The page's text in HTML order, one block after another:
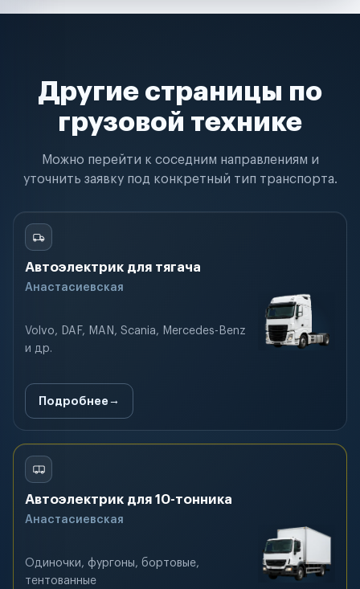
Другие страницы по
грузовой технике
Можно перейти к соседним направлениям и
уточнить заявку под конкретный тип транспорта.
Автоэлектрик для тягача
Анастасиевская
Volvo, DAF, MAN, Scania, Mercedes-Benz
и др.
Подробнее
Автоэлектрик для 10-тонника
Анастасиевская
Одиночки, фургоны, бортовые,
тентованные